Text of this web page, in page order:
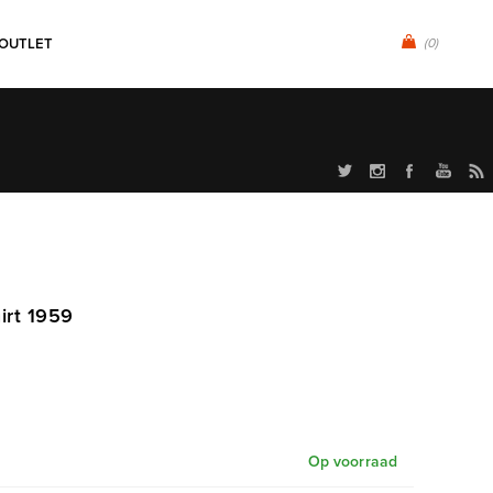
(0)
1959
Op voorraad